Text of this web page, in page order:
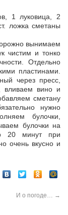
1 луковица, 2
ложка сметаны
вынимаем
чистим и тонко
Отдельно
пластинами.
через пресс,
вливаем вино и
сметану
нужно
булочки,
булочки на
20 минут при
очень вкусно и
И о погоде… →